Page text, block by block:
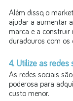
Além disso, o
ajudar a aumentar
marca e a construir
duradouros com os
4. Utilize as redes
As redes sociais
poderosa para
custo menor.